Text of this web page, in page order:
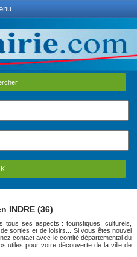
INDRE (36)
tous ses aspects : touristiques, culturels,
sorties et de loisirs... Si vous êtes nouvel
contact avec le comité départemental du
utiles pour votre découverte de la ville de